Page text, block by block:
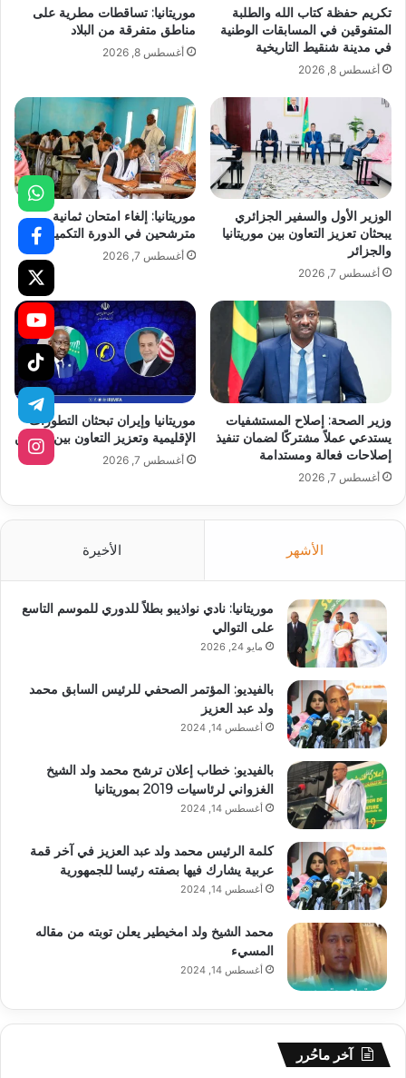
تكريم حفظة كتاب الله والطلبة
المتفوقين في المسابقات الوطنية
في مدينة شنقيط التاريخية
أغسطس 8, 2026
موريتانيا: تساقطات مطرية على
مناطق متفرقة من البلاد
أغسطس 8, 2026
الوزير الأول والسفير الجزائري
يبحثان تعزيز التعاون بين موريتانيا
والجزائر
أغسطس 7, 2026
موريتانيا: إلغاء امتحان ثمانية
مترشحين في الدورة التكميلية
أغسطس 7, 2026
وزير الصحة: إصلاح المستشفيات
يستدعي عملاً مشتركًا لضمان تنفيذ
إصلاحات فعالة ومستدامة
أغسطس 7, 2026
موريتانيا وإيران تبحثان التطورات
الإقليمية وتعزيز التعاون بين البلدين
أغسطس 7, 2026
الأشهر الأخيرة
موريتانيا: نادي نواذيبو بطلاً للدوري للموسم التاسع
على التوالي
مايو 24, 2026
بالفيديو: المؤتمر الصحفي للرئيس السابق محمد
ولد عبد العزيز
أغسطس 14, 2024
بالفيديو: خطاب إعلان ترشح محمد ولد الشيخ
الغزواني لرئاسيات 2019 بموريتانيا
أغسطس 14, 2024
كلمة الرئيس محمد ولد عبد العزيز في آخر قمة
عربية يشارك فيها بصفته رئيسا للجمهورية
أغسطس 14, 2024
محمد الشيخ ولد امخيطير يعلن توبته من مقاله
المسيء
أغسطس 14, 2024
آخر ماحُرر